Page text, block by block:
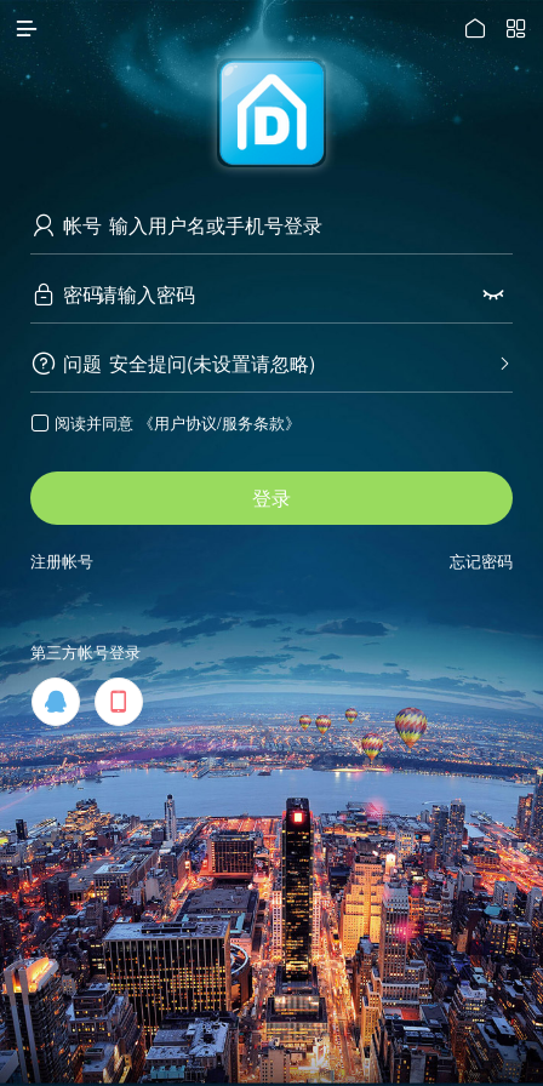
访问电脑版
 

 帐号
 密码 
 问题 
安全提问(未设置请忽略)
 阅读并同意 《用户协议/服务条款》
登录
忘记密码
注册帐号
第三方帐号登录
 